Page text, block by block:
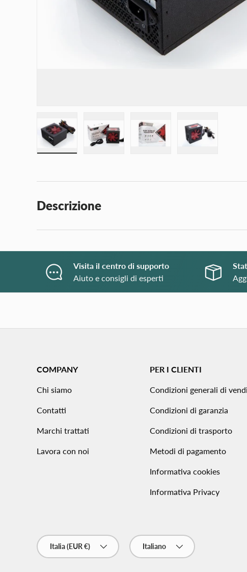
Descrizione
Gli
Visita il centro di supporto
Aiuto e consigli di esperti
COMPANY
Chi siamo
Contatti
Marchi trattati
Lavora con noi
PER I CLIENTI
Condizioni generali di
Condizioni di garanzia
Condizioni di trasporto
Metodi di pagamento
Informativa cookies
Informativa Privacy
Paese/Regione
Italia (EUR €)
Lingua
Italiano